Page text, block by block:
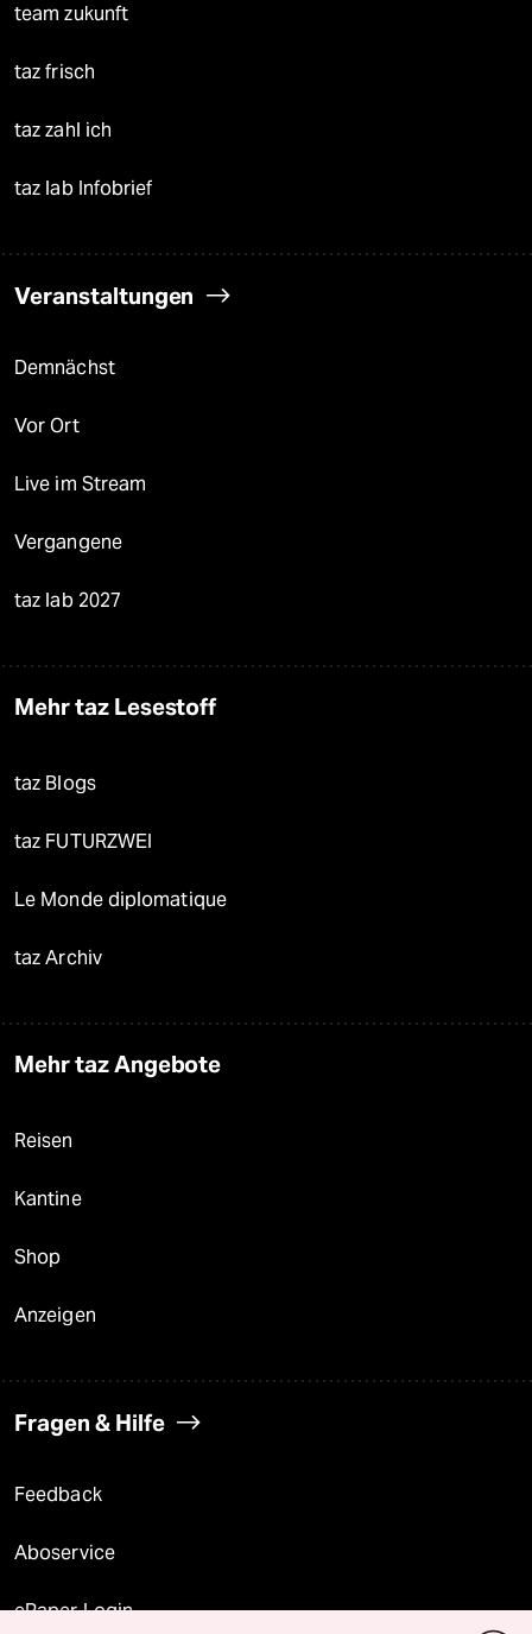
team zukunft
taz frisch
taz zahl ich
taz lab Infobrief
Veranstaltungen
Demnächst
Vor Ort
Live im Stream
Vergangene
taz lab 2027
Mehr taz Lesestoff
taz Blogs
taz FUTURZWEI
Le Monde diplomatique
taz Archiv
Mehr taz Angebote
Reisen
Kantine
Shop
Anzeigen
Fragen & Hilfe
Feedback
Aboservice
ePaper Login